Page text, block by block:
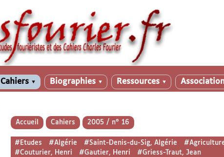
Cahiers ▼ Biographies ▼ Ressources ▼
Accueil Cahiers 2005 / n° 16
#Etudes #Algérie #Saint-Denis-du-Sig, Algérie
#Couturier, Henri
#Gautier, Henri #Griess-Traut, Jean